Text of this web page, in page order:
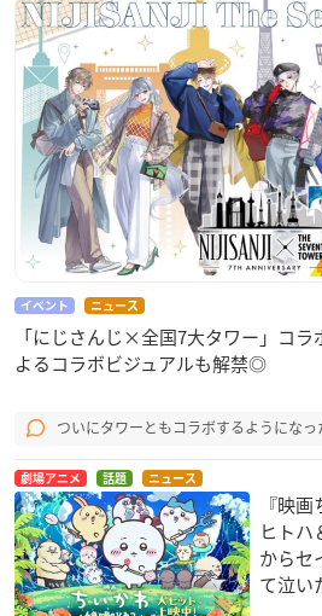
イベント ニュース
「にじさんじ×全国7大タワー」コ
よるコラボビジュアルも解禁◎
ついにタワーともコラボするようにな
劇場アニメ 話題 ニュース
『映
ヒトハ
からセ
て泣い